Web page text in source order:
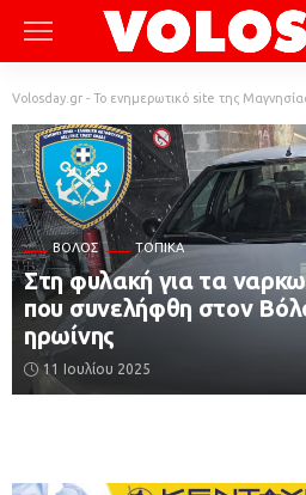
Volosday.gr - Το ενημερωτικό site της
ΒΌΛΟΣ ΤΟΠΙΚΆ
Στη φυλακή για τα
που συνελήφθη στον
ηρωίνης
11 Ιουλίου 2025